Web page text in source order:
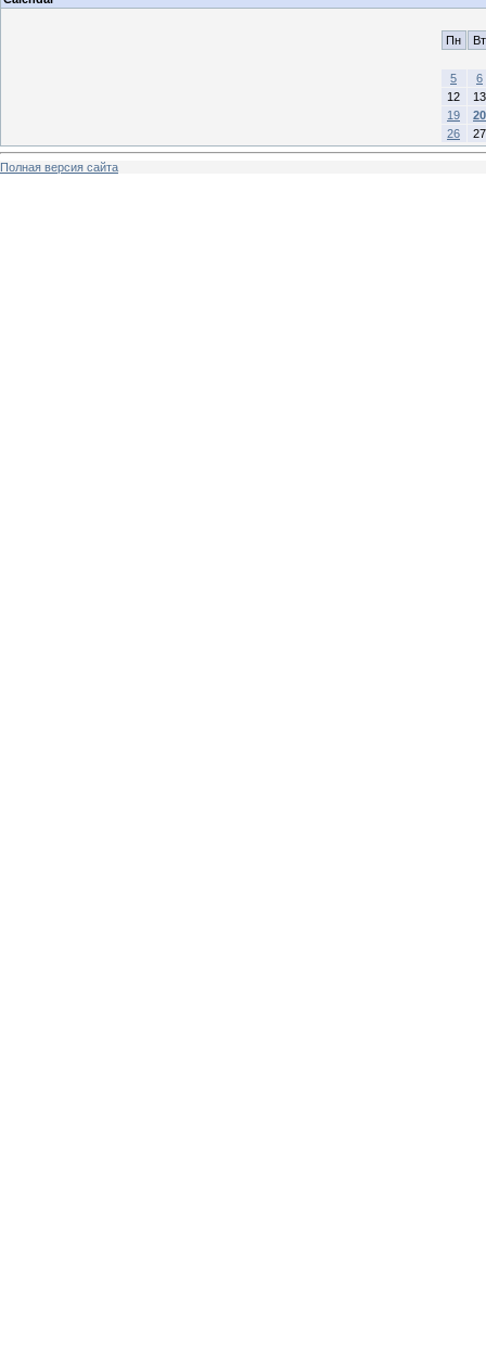
Пн Вт
5
6
12
13
19
20
26
27
Полная версия сайта